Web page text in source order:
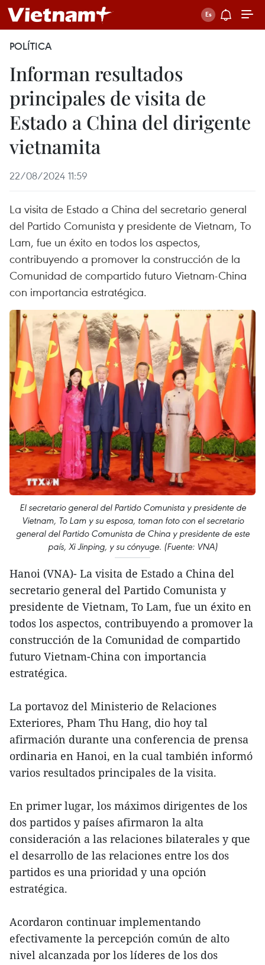
POLÍTICA
Informan resultados
principales de visita de
Estado a China del dirigente
vietnamita
22/08/2024 11:59
La visita de Estado a China del secretario general
del Partido Comunista y presidente de Vietnam, To
Lam, fue un éxito en todos los aspectos,
contribuyendo a promover la construcción de la
Comunidad de compartido futuro Vietnam-China
con importancia estratégica.
El secretario general del Partido Comunista y presidente de
Vietnam, To Lam y su esposa, toman foto con el secretario
general del Partido Comunista de China y presidente de este
país, Xi Jinping, y su cónyuge. (Fuente: VNA)
Hanoi (VNA)- La visita de Estado a China del
secretario general del Partido Comunista y
presidente de Vietnam, To Lam, fue un éxito en
todos los aspectos, contribuyendo a promover la
construcción de la Comunidad de compartido
futuro Vietnam-China con importancia
estratégica.
La portavoz del Ministerio de Relaciones
Exteriores, Pham Thu Hang, dio hoy tal
afirmación durante una conferencia de prensa
ordinaria en Hanoi, en la cual también informó
varios resultados principales de la visita.
En primer lugar, los máximos dirigentes de los
dos partidos y países afirmaron la alta
consideración a las relaciones bilaterales y que
el desarrollo de las relaciones entre los dos
partidos es una prioridad y una opción
estratégica.
Acordaron continuar implementando
efectivamente la percepción común de alto
nivel alcanzada por los líderes de los dos